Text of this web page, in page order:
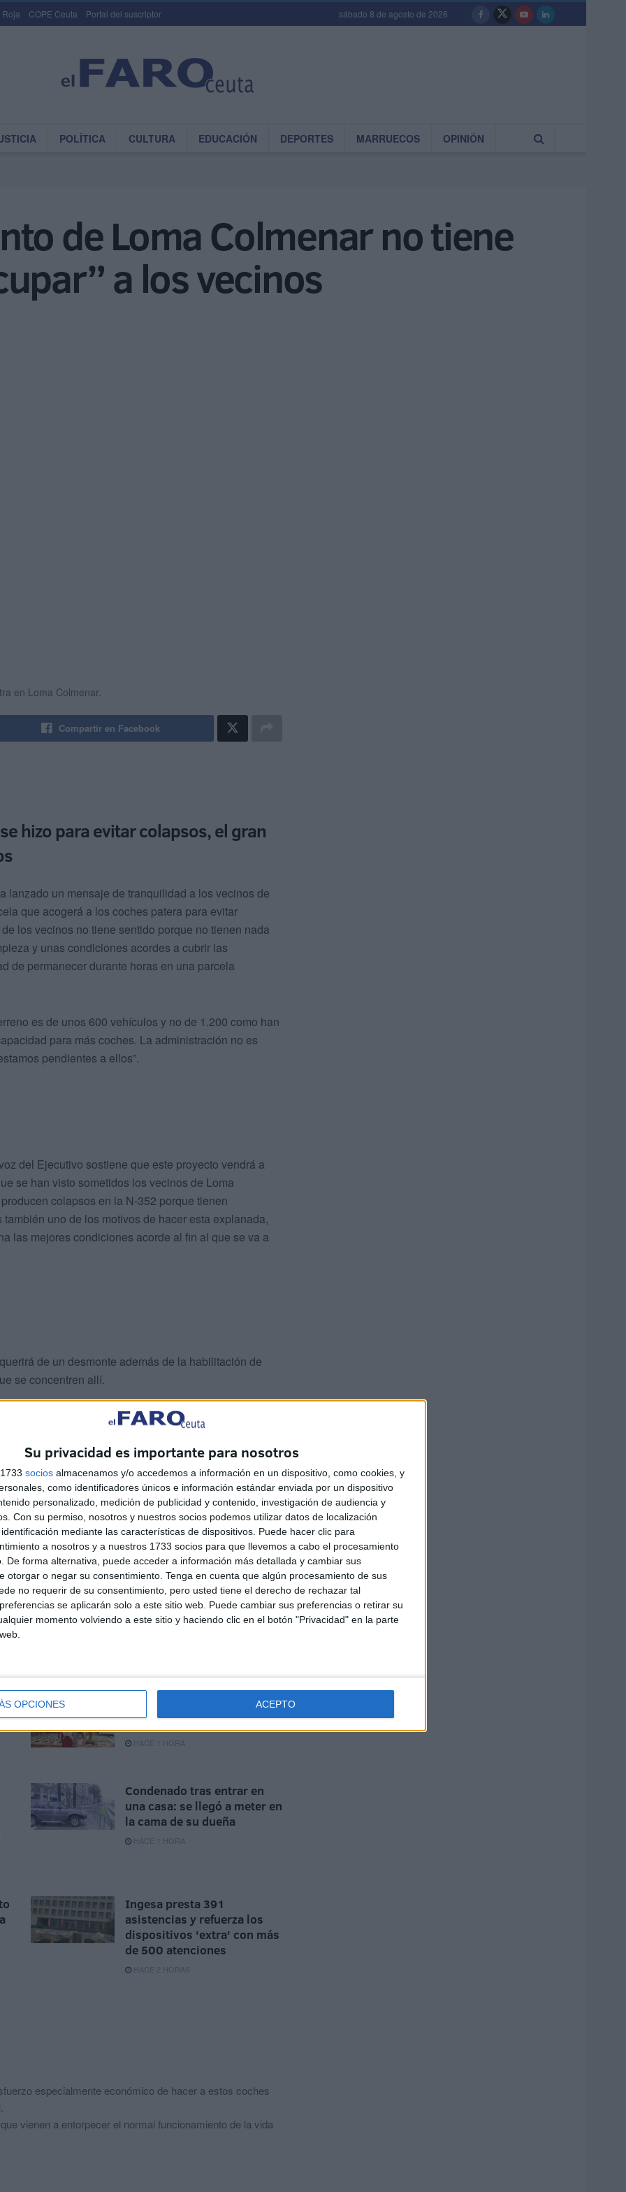
Su privacidad es importante para nosotros
socios almacenamos y/o accedemos a información en un dispositivo, como cookies, y
como identificadores únicos e información estándar enviada por un dispositivo
personalizado, medición de publicidad y contenido, investigación de audiencia y
Con su permiso, nosotros y nuestros socios podemos utilizar datos de localización
mediante las características de dispositivos. Puede hacer clic para
a nosotros y a nuestros 1733 socios para que llevemos a cabo el procesamiento
De forma alternativa, puede acceder a información más detallada y cambiar sus
otorgar o negar su consentimiento. Tenga en cuenta que algún procesamiento de sus
no requerir de su consentimiento, pero usted tiene el derecho de rechazar tal
se aplicarán solo a este sitio web. Puede cambiar sus preferencias o retirar su
momento volviendo a este sitio y haciendo clic en el botón "Privacidad" en la parte
OPCIONES ACEPTO
Roja COPE Ceuta Portal del suscriptor sábado 8 de agosto de 2026
POLÍTICA CULTURA EDUCACIÓN DEPORTES MARRUECOS OPINIÓN
de Loma Colmenar no tiene
a los vecinos
en Loma Colmenar.
Compartir en Facebook
hizo para evitar colapsos, el gran
lanzado un mensaje de tranquilidad a los vecinos de
que acogerá a los coches patera para evitar
los vecinos no tiene sentido porque no tienen nada
y unas condiciones acordes a cubrir las
de permanecer durante horas en una parcela
es de unos 600 vehículos y no de 1.200 como han
para más coches. La administración no es
pendientes a ellos”.
del Ejecutivo sostiene que este proyecto vendrá a
se han visto sometidos los vecinos de Loma
colapsos en la N-352 porque tienen
uno de los motivos de hacer esta explanada,
las mejores condiciones acorde al fin al que se va a
de un desmonte además de la habilitación de
se concentren allí.
kilométricas colas y constantes colapsos que se
meses de la Operación Paso del Estrecho debido al
del Tarajal.
Sociedad caballa: el bautizo
de Fidela en Los Remedios
HACE 1 HORA
Condenado tras entrar en
una casa: se llegó a meter en
la cama de su dueña
HACE 1 HORA
Ingesa presta 391
asistencias y refuerza los
dispositivos 'extra' con más
de 500 atenciones
HACE 2 HORAS
especialmente económico de hacer a estos coches
vienen a entorpecer el normal funcionamiento de la vida